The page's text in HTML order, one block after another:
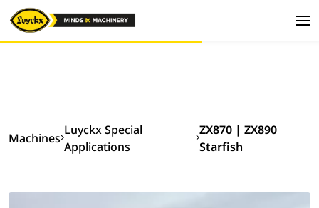
Machines
Luyckx Special
Applications
ZX870 | ZX890
Starfish